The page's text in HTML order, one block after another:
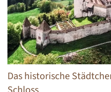
Das historische